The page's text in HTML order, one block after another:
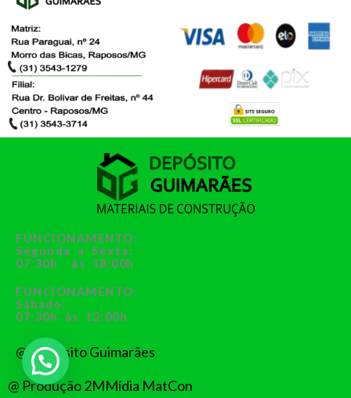
FUNCIONAMENTO:
Segunda a Sexta:
07:30h às 18:00h
FUNCIONAMENTO:
Sábado:
07:30h às 12:00h
@ Depósito Guimarães
@ Produção 2MMídia MatCon